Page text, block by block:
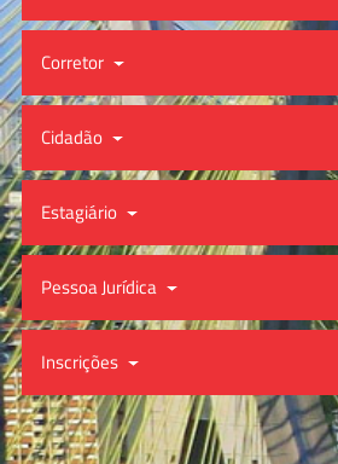
Corretor
Cidadão
Estagiário
Pessoa Jurídica
Inscrições